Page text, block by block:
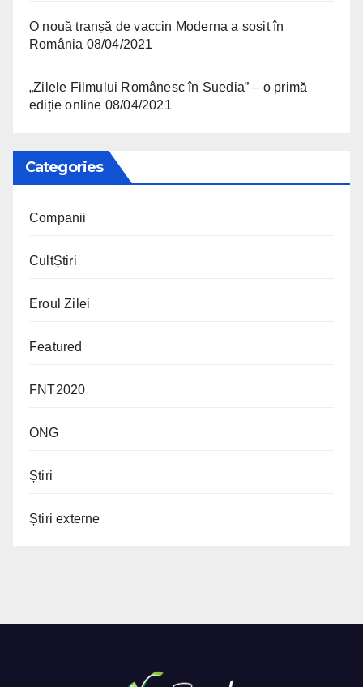
O nouă tranșă de vaccin Moderna a sosit în
România 08/04/2021
„Zilele Filmului Românesc în Suedia” – o primă
ediție online 08/04/2021
Categories
Companii
CultȘtiri
Eroul Zilei
Featured
FNT2020
ONG
Știri
Știri externe